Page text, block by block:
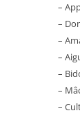
–
–
–
–
–
–
–